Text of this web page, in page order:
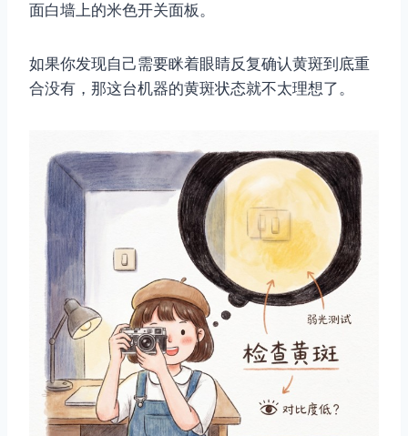
面白墙上的米色开关面板。
如果你发现自己需要眯着眼睛反复确认黄斑到底重
合没有，那这台机器的黄斑状态就不太理想了。